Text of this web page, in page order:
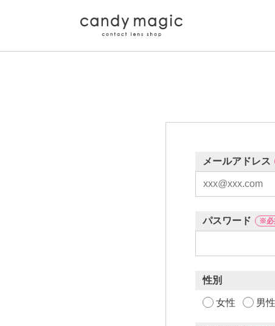
メールアドレス
パスワード ※必
性別
女性 男性